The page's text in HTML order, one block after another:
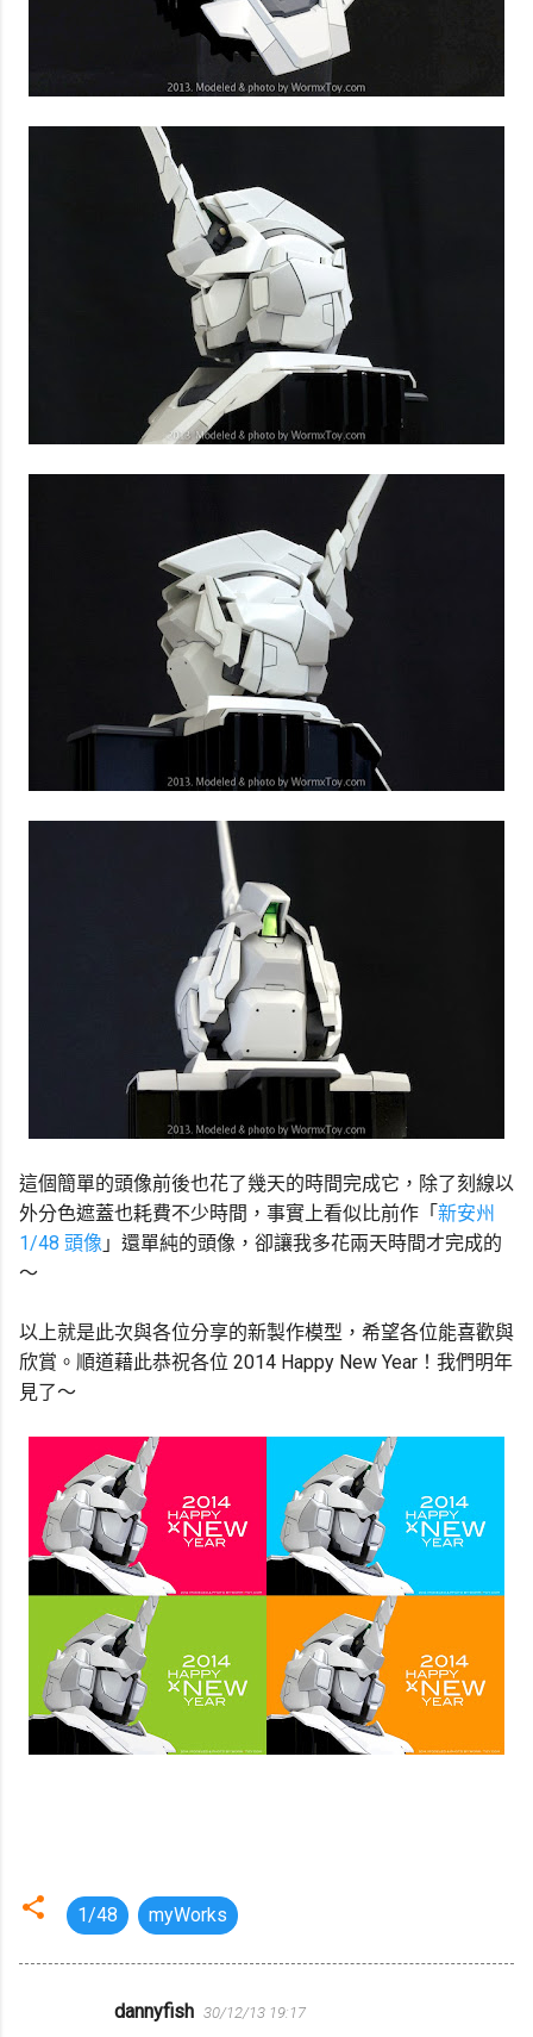
這個簡單的頭像前後也花了幾天的時間完成它，除了刻線以
外分色遮蓋也耗費不少時間，事實上看似比前作「新安州
1/48 頭像 」還單純的頭像，卻讓我多花兩天時間才完成的
～
以上就是此次與各位分享的新製作模型，希望各位能喜歡與
欣賞。順道藉此恭祝各位 2014 Happy New Year！我們明年
見了～
1/48 myWorks
dannyfish 30/12/13 19:17